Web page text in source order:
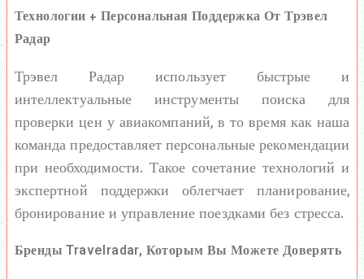
Технологии + Персональная Поддержка От Трэвел
Радар
Трэвел Радар использует быстрые и
интеллектуальные инструменты поиска для
проверки цен у авиакомпаний, в то время как наша
команда предоставляет персональные рекомендации
при необходимости. Такое сочетание технологий и
экспертной поддержки облегчает планирование,
бронирование и управление поездками без стресса.
Бренды Travelradar, Которым Вы Можете Доверять